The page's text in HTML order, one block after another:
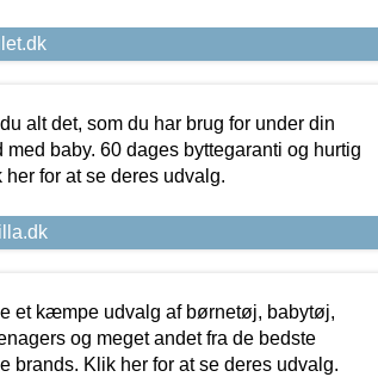
alt det, som du har brug for under din
baby. 60 dages byttegaranti og hurtig
her for at se deres udvalg.
et kæmpe udvalg af børnetøj, babytøj,
og meget andet fra de bedste
brands. Klik her for at se deres udvalg.